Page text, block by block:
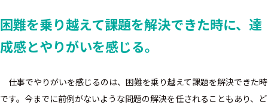
困難を乗り越えて課題を解決できた時に、 達
成感とやりがいを感じる。
仕事でやりがいを感じるのは、困難を乗り越えて課題を解決できた時
です。今までに前例がないような問題の解決を任されることもあり、ど